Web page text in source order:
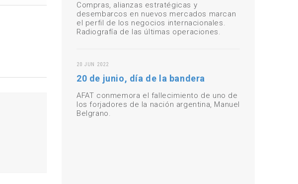
Compras, alianzas estratégicas y
desembarcos en nuevos mercados marcan
el perfil de los negocios internacionales.
Radiografía de las últimas operaciones.
20 JUN 2022
20 de junio, día de la bandera
AFAT conmemora el fallecimiento de uno de
los forjadores de la nación argentina, Manuel
Belgrano.